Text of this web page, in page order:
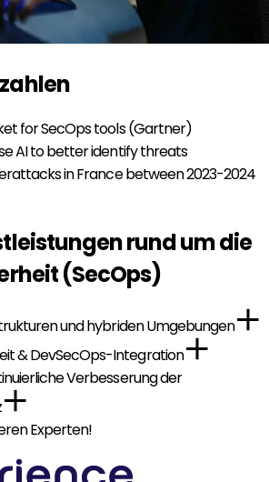
for SecOps tools (Gartner)
AI to better identify threats
in France between 2023-2024
rund um die
(SecOps)
und hybriden Umgebungen
& DevSecOps-Integration
Verbesserung der
Experten!